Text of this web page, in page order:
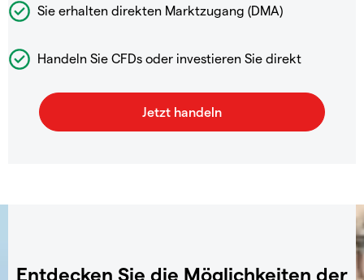
Sie erhalten direkten Marktzugang (DMA)
Handeln Sie CFDs oder investieren Sie direkt
Entdecken Sie die Möglichkeiten der